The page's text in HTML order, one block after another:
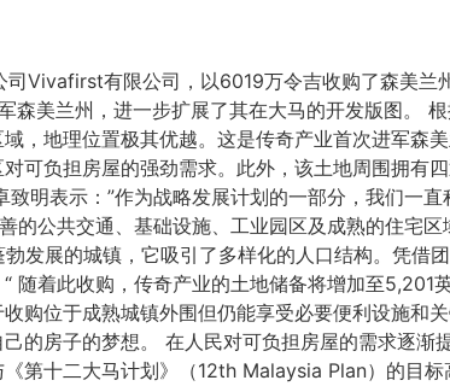
Vivafirst有限公司，以6019万令吉收购了森美兰
美兰州，进一步扩展了其在大马的开发版图。
，地理位置极其优越。这是传奇产业首次进军森
可负担房屋的强劲需求。此外，该土地周围拥有
明表示：”作为战略发展计划的一部分，我们一
公共交通、基础设施、工业园区及成熟的住宅
发展的城镇，它吸引了多样化的人口结构。凭借
着此收购，传奇产业的土地储备将增加至5,201
购位于成熟城镇外围但仍能享受必要便利设施和
的房子的梦想。 在人民对可负担房屋的需求逐渐
第十二大马计划》（12th Malaysia Plan）的目标